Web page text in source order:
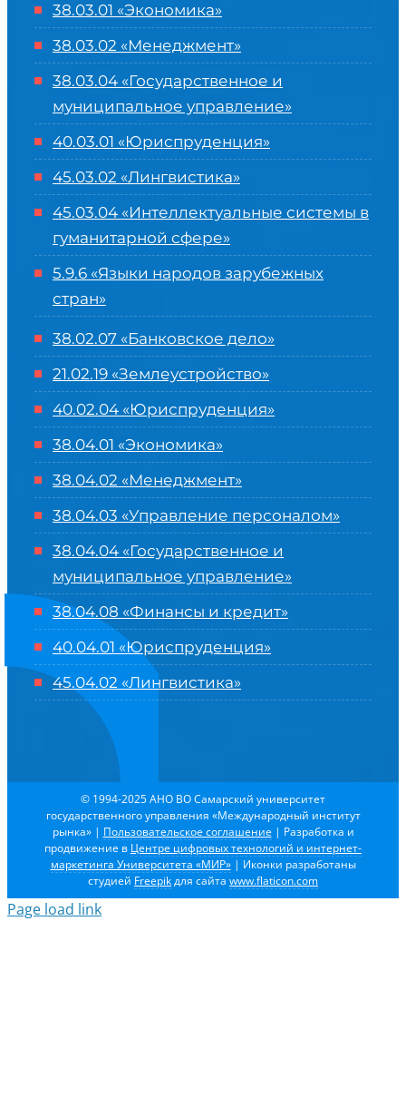
38.03.01 «Экономика»
38.03.02 «Менеджмент»
38.03.04 «Государственное и
муниципальное управление»
40.03.01 «Юриспруденция»
45.03.02 «Лингвистика»
45.03.04 «Интеллектуальные системы в
гуманитарной сфере»
5.9.6 «Языки народов зарубежных
стран»
38.02.07 «Банковское дело»
21.02.19 «Землеустройство»
40.02.04 «Юриспруденция»
38.04.01 «Экономика»
38.04.02 «Менеджмент»
38.04.03 «Управление персоналом»
38.04.04 «Государственное и
муниципальное управление»
38.04.08 «Финансы и кредит»
40.04.01 «Юриспруденция»
45.04.02 «Лингвистика»
© 1994-2025 АНО ВО Самарский университет
государственного управления «Международный институт
рынка» | Пользовательское соглашение | Разработка и
продвижение в Центре цифровых технологий и интернет-
маркетинга Университета «МИР»| Иконки разработаны
студией Freepikдля сайта www.flaticon.com
Page load link